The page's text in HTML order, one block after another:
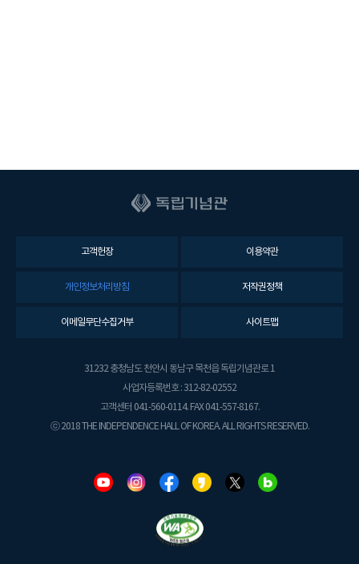
고객헌장 이용약관
개인정보처리방침 저작권정책
이메일무단수집거부 사이트맵
31232 충청남도 천안시 동남구 목천읍 독립기념관로 1
사업자등록번호 : 312-82-02552
고객센터 041-560-0114. FAX 041-557-8167.
ⓒ 2018 THE INDEPENDENCE HALL OF KOREA. ALL RIGHTS RESERVED.